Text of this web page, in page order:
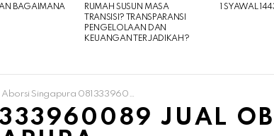
BAGAIMANA
RUMAH SUSUN MASA
TRANSISI? TRANSPARANSI
PENGELOLAAN DAN
KEUANGAN TERJADIKAH?
1 SYAWAL
Singapura 081333960089 Jual Obat Aborsi Di Singapura
JUAL